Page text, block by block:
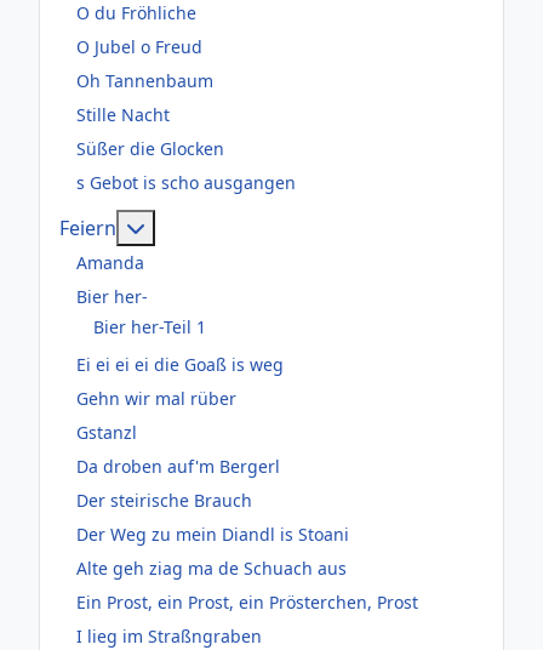
O du Fröhliche
O Jubel o Freud
Oh Tannenbaum
Stille Nacht
Süßer die Glocken
s Gebot is scho ausgangen
Feiern
Amanda
Bier her-
Bier her-Teil 1
Ei ei ei ei die Goaß is weg
Gehn wir mal rüber
Gstanzl
Da droben auf'm Bergerl
Der steirische Brauch
Der Weg zu mein Diandl is Stoani
Alte geh ziag ma de Schuach aus
Ein Prost, ein Prost, ein Prösterchen, Prost
I lieg im Straßngraben